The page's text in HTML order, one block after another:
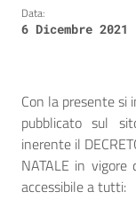
Data:
6 Dicembre 2021
Con la presente si
pubblicato sul
inerente il
NATALE in
accessibile a tutti: